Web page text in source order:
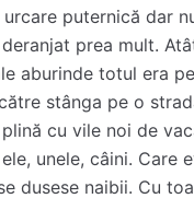
puternică dar
prea mult.
aburinde totul era
stânga pe o
cu vile noi de
unele, câini. Care
dusese naibii. Cu